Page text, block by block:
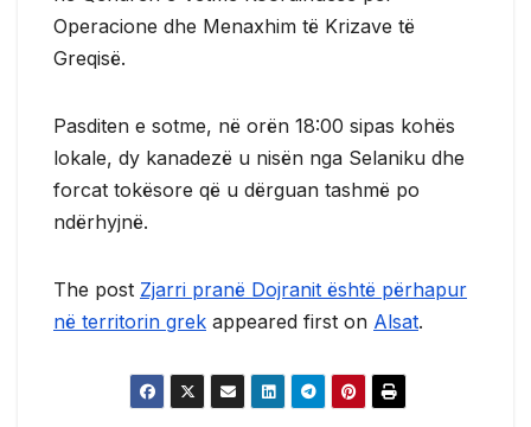
Operacione dhe Menaxhim të Krizave të
Greqisë.
Pasditen e sotme, në orën 18:00 sipas kohës
lokale, dy kanadezë u nisën nga Selaniku dhe
forcat tokësore që u dërguan tashmë po
ndërhyjnë.
The post Zjarri pranë Dojranit është përhapur
në territorin grek appeared first on Alsat.